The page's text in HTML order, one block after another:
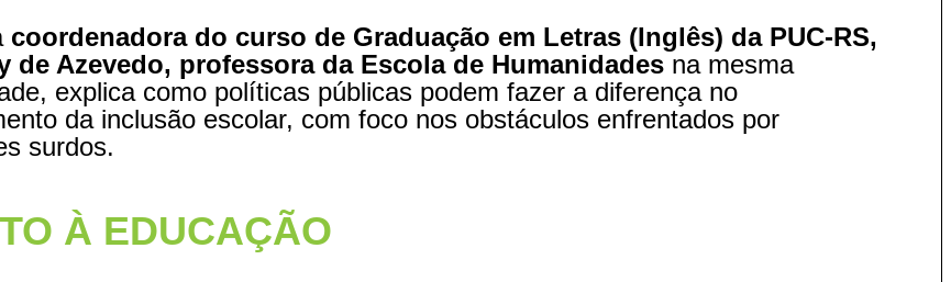
coordenadora do curso de Graduação em Letras (Inglês) da PUC-RS,
de Azevedo, professora da Escola de Humanidades na mesma
explica como políticas públicas podem fazer a diferença no
da inclusão escolar, com foco nos obstáculos enfrentados por
surdos.
À EDUCAÇÃO